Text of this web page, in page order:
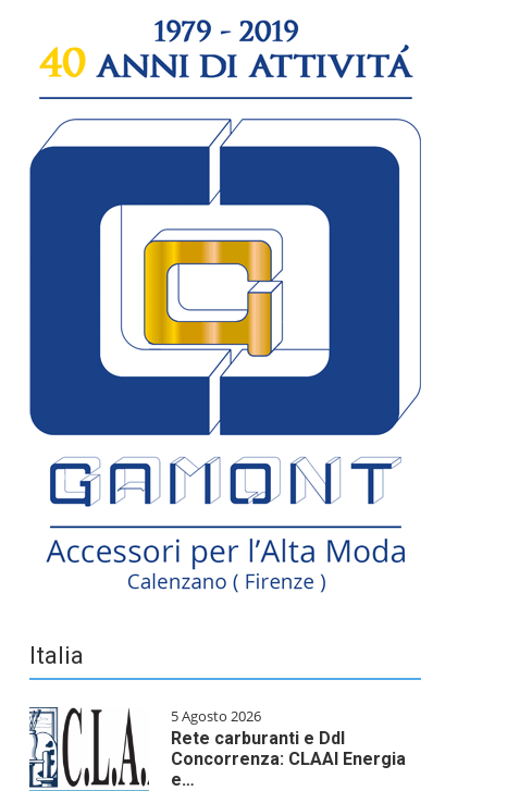
Italia
5 Agosto 2026
Rete carburanti e Ddl
Concorrenza: CLAAI Energia
e…